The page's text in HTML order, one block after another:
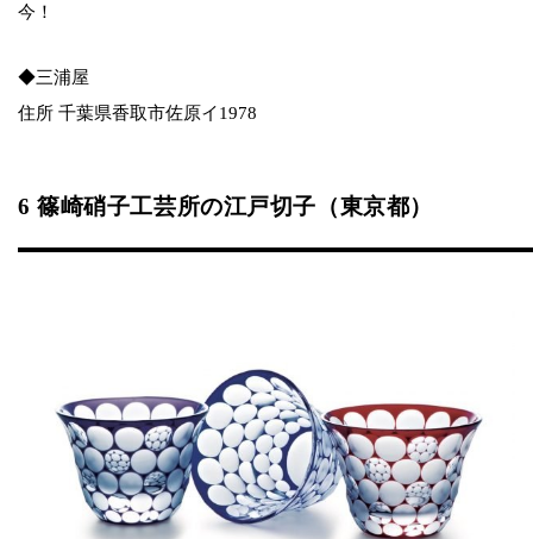
今！
◆三浦屋
住所 千葉県香取市佐原イ1978
6 篠崎硝子工芸所の江戸切子（東京都）